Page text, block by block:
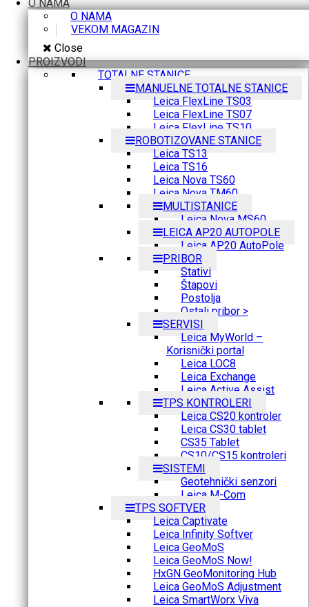
O NAMA
O NAMA
VEKOM MAGAZIN
Close
PROIZVODI
TOTALNE STANICE
MANUELNE TOTALNE STANICE
Leica FlexLine TS03
Leica FlexLine TS07
Leica FlexLine TS10
ROBOTIZOVANE STANICE
Leica TS13
Leica TS16
Leica Nova TS60
Leica Nova TM60
MULTISTANICE
Leica Nova MS60
LEICA AP20 AUTOPOLE
Leica AP20 AutoPole
PRIBOR
Stativi
Štapovi
Postolja
Ostali pribor >
SERVISI
Leica MyWorld –
Korisnički portal
Leica LOC8
Leica Exchange
Leica Active Assist
TPS KONTROLERI
Leica CS20 kontroler
Leica CS30 tablet
CS35 Tablet
CS10/CS15 kontroleri
SISTEMI
Geotehnički senzori
Leica M-Com
TPS SOFTVER
Leica Captivate
Leica Infinity Softver
Leica GeoMoS
Leica GeoMoS Now!
HxGN GeoMonitoring Hub
Leica GeoMoS Adjustment
Leica SmartWorx Viva